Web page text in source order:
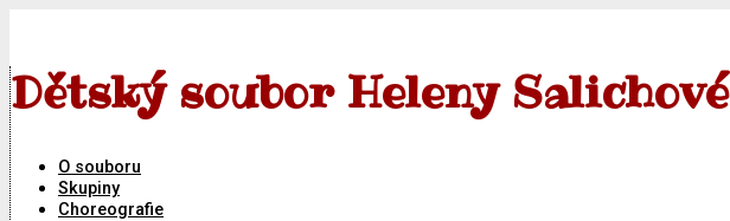
Dětský soubor Heleny Salichové
O souboru
Skupiny
Choreografie